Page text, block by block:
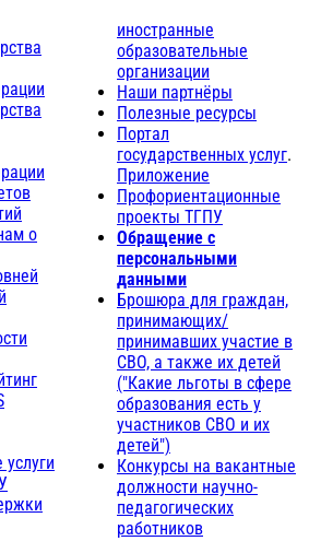
о
иностранные
образовательные
организации
Наши партнёры
Полезные ресурсы
Портал
государственных услуг.
Приложение
Профориентационные
проекты ТГПУ
Обращение с
персональными
данными
Брошюра для граждан,
принимающих/
принимавших участие в
СВО, а также их детей
("Какие льготы в сфере
образования есть у
участников СВО и их
детей")
Конкурсы на вакантные
должности научно-
педагогических
работников